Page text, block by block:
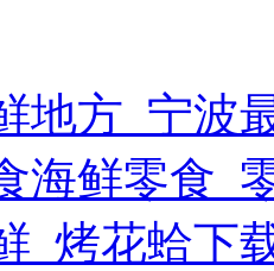
地方_宁波
海鲜零食_
_烤花蛤下